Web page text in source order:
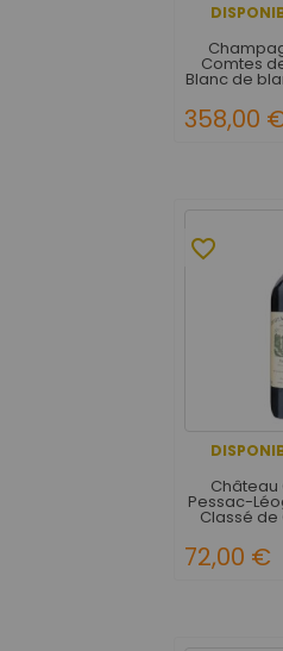
Comtes
Blanc de
358,00
favorite_border
Château
Pessac-
Classé de
72,00 €